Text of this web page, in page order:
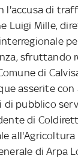
l'accusa di
Luigi Mille,
sfruttando
di
asserite
pubblico
di
all'Agricoltura
di Arpa